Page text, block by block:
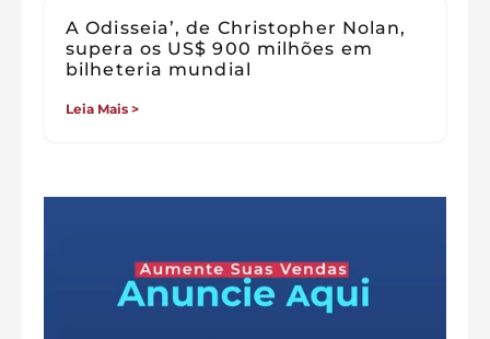
A Odisseia’, de Christopher Nolan,
supera os US$ 900 milhões em
bilheteria mundial
Leia Mais >